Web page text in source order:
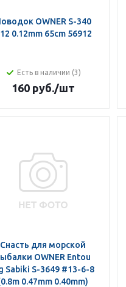
OWNER S-340
0.12mm 65cm 56912
Есть в наличии (3)
160 руб./шт
Снасть для морской
OWNER Entou
Sabiki S-3649 #13-6-8
0.47mm 0.40mm)